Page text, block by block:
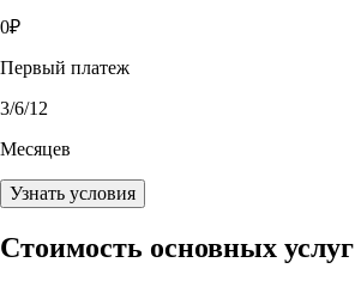
0₽
Первый платеж
3/6/12
Месяцев
Узнать условия
Стоимость основных услуг